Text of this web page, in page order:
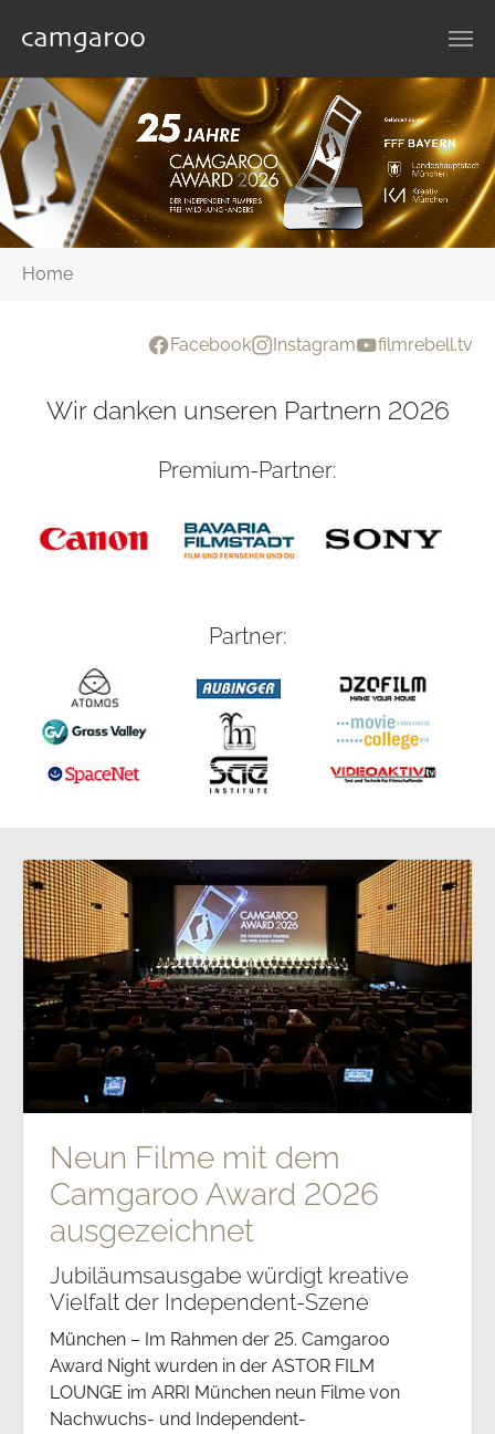
Zum Hauptinhalt springen
Home
Facebook Instagram filmrebell.tv
Wir danken unseren Partnern 2026
Premium-Partner:
Partner:
Neun Filme mit dem
Camgaroo Award 2026
ausgezeichnet
Jubiläumsausgabe würdigt kreative
Vielfalt der Independent-Szene
München – Im Rahmen der 25. Camgaroo
Award Night wurden in der ASTOR FILM
LOUNGE im ARRI München neun Filme von
Nachwuchs- und Independent-